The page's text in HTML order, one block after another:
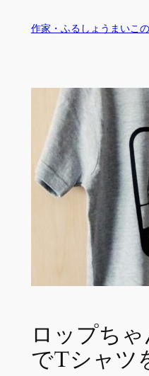
作家・ふるしょうまいこ
ロップち
でTシャツ